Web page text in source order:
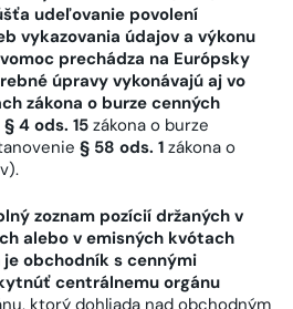
udeľovanie povolení
vykazovania údajov a výkonu
prechádza na Európsky
úpravy vykonávajú aj vo
zákona o burze cenných
§ 4 ods. 15 zákona o burze
§ 58 ods. 1 zákona o
zoznam pozícií držaných v
alebo v emisných kvótach
obchodník s cennými
centrálnemu orgánu